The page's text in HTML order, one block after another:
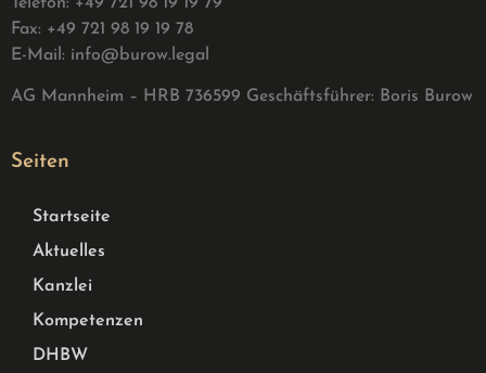
Fax: +49 721 98 19 19 78
E-Mail: info@burow.legal
AG Mannheim – HRB 736599 Geschäftsführer: Boris Burow
Seiten
Startseite
Aktuelles
Kanzlei
Kompetenzen
DHBW